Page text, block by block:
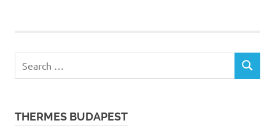
SEARCH
THERMES BUDAPEST